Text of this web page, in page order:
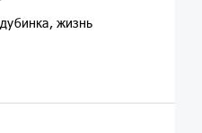
жизнь